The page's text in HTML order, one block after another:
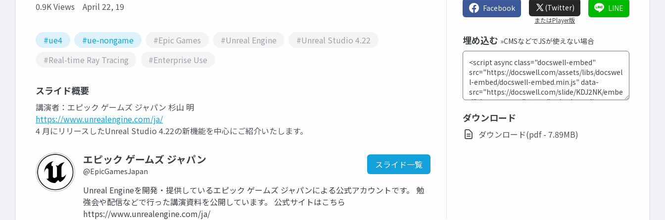
0.9K Views April 22, 19
#ue4 #ue-nongame #Epic Games #Unreal Engine
#Unreal Studio 4.22
#Real-time Ray Tracing
#Enterprise Use
スライド概要
講演者：エピック ゲームズ ジャパン 杉山 明
https://www.unrealengine.com/ja/
4 月にリリースしたUnreal Studio 4.22の新機能を中心にご紹介いたします。
エピック ゲームズ ジャパン
@EpicGamesJapan
スライド一覧
Unreal Engineを開発・提供しているエピック ゲームズ ジャパンによる公式アカウントです。 勉
強会や配信などで行った講演資料を公開しています。 公式サイトはこちら
https://www.unrealengine.com/ja/
Facebook (Twitter)
またはPlayer版
LINE
埋め込む »CMSなどでJSが使えない場合
ダウンロード
ダウンロード(pdf - 7.89MB)